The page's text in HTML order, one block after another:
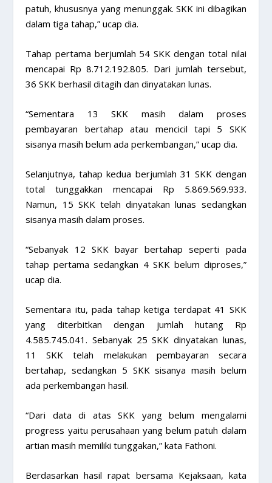
patuh, khususnya yang menunggak. SKK ini dibagikan
dalam tiga tahap,” ucap dia.
Tahap pertama berjumlah 54 SKK dengan total nilai
mencapai Rp 8.712.192.805. Dari jumlah tersebut,
36 SKK berhasil ditagih dan dinyatakan lunas.
“Sementara 13 SKK masih dalam proses
pembayaran bertahap atau mencicil tapi 5 SKK
sisanya masih belum ada perkembangan,” ucap dia.
Selanjutnya, tahap kedua berjumlah 31 SKK dengan
total tunggakkan mencapai Rp 5.869.569.933.
Namun, 15 SKK telah dinyatakan lunas sedangkan
sisanya masih dalam proses.
“Sebanyak 12 SKK bayar bertahap seperti pada
tahap pertama sedangkan 4 SKK belum diproses,”
ucap dia.
Sementara itu, pada tahap ketiga terdapat 41 SKK
yang diterbitkan dengan jumlah hutang Rp
4.585.745.041. Sebanyak 25 SKK dinyatakan lunas,
11 SKK telah melakukan pembayaran secara
bertahap, sedangkan 5 SKK sisanya masih belum
ada perkembangan hasil.
“Dari data di atas SKK yang belum mengalami
progress yaitu perusahaan yang belum patuh dalam
artian masih memiliki tunggakan,” kata Fathoni.
Berdasarkan hasil rapat bersama Kejaksaan, kata